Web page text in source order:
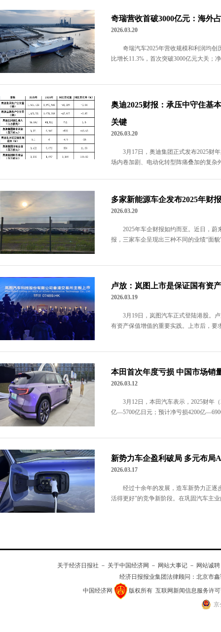
奇瑞营收首破3000亿元：海外
2026.03.20
奇瑞汽车2025年营收规模和利润均创
比增长11.3%，首次突破3000亿元大关；
奥迪2025财报：承压中守住基
关键
2026.03.20
3月17日，奥迪集团正式发布2025财
场内卷加剧、电动化转型阵痛叠加的复杂
多家新能源车企发布2025年财
2026.03.20
2025年车企财报如约而至。近日，蔚
报，三家车企呈现出三种不同的业绩“面
卢放：岚图上市是保证国有资
2026.03.19
​​3月19日，岚图汽车正式登陆港股。
有资产保值增值的重要实践。上市后，要
本田首次年度亏损 中国市场销
2026.03.12
3月12日，本田汽车表示，2025财年
亿—5700亿日元；预计净亏损4200亿
新势力车企盈利破局 多元布局
2026.03.17
经过十余年的发展，造车新势力正逐
活得更好”的竞争新阶段。在巩固汽车主
关于经济日报社 － 关于中国经济网 － 网站大事记 － 网站诚聘
经济日报报业集团法律顾问： 北京市
中国经济网
版权所有 互联网新闻信息服务许可
京